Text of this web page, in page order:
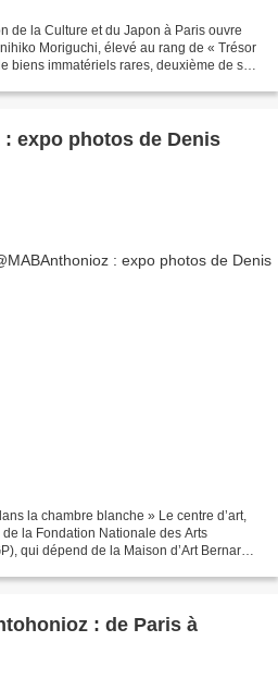
de la Culture et du Japon à Paris ouvre
Moriguchi, élevé au rang de « Trésor
biens immatériels rares, deuxième de sa
expo photos de Denis
la chambre blanche » Le centre d’art,
la Fondation Nationale des Arts
qui dépend de la Maison d’Art Bernard
: de Paris à